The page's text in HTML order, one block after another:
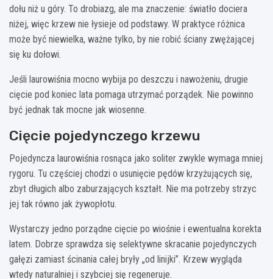
dołu niż u góry. To drobiazg, ale ma znaczenie: światło dociera
niżej, więc krzew nie łysieje od podstawy. W praktyce różnica
może być niewielka, ważne tylko, by nie robić ściany zwężającej
się ku dołowi.
Jeśli laurowiśnia mocno wybija po deszczu i nawożeniu, drugie
cięcie pod koniec lata pomaga utrzymać porządek. Nie powinno
być jednak tak mocne jak wiosenne.
Cięcie pojedynczego krzewu
Pojedyncza laurowiśnia rosnąca jako soliter zwykle wymaga mniej
rygoru. Tu częściej chodzi o usunięcie pędów krzyżujących się,
zbyt długich albo zaburzających kształt. Nie ma potrzeby strzyc
jej tak równo jak żywopłotu.
Wystarczy jedno porządne cięcie po wiośnie i ewentualna korekta
latem. Dobrze sprawdza się selektywne skracanie pojedynczych
gałęzi zamiast ścinania całej bryły „od linijki”. Krzew wygląda
wtedy naturalniej i szybciej się regeneruje.